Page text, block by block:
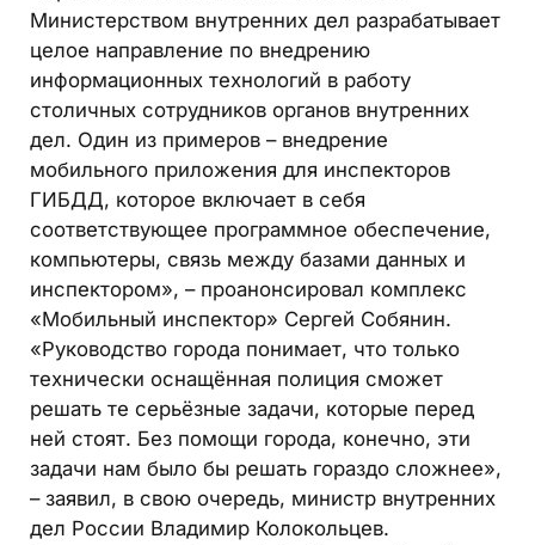
Министерством внутренних дел разрабатывает
целое направление по внедрению
информационных технологий в работу
столичных сотрудников органов внутренних
дел. Один из примеров – внедрение
мобильного приложения для инспекторов
ГИБДД, которое включает в себя
соответствующее программное обеспечение,
компьютеры, связь между базами данных и
инспектором», – проанонсировал комплекс
«Мобильный инспектор» Сергей Собянин.
«Руководство города понимает, что только
технически оснащённая полиция сможет
решать те серьёзные задачи, которые перед
ней стоят. Без помощи города, конечно, эти
задачи нам было бы решать гораздо сложнее»,
– заявил, в свою очередь, министр внутренних
дел России Владимир Колокольцев.